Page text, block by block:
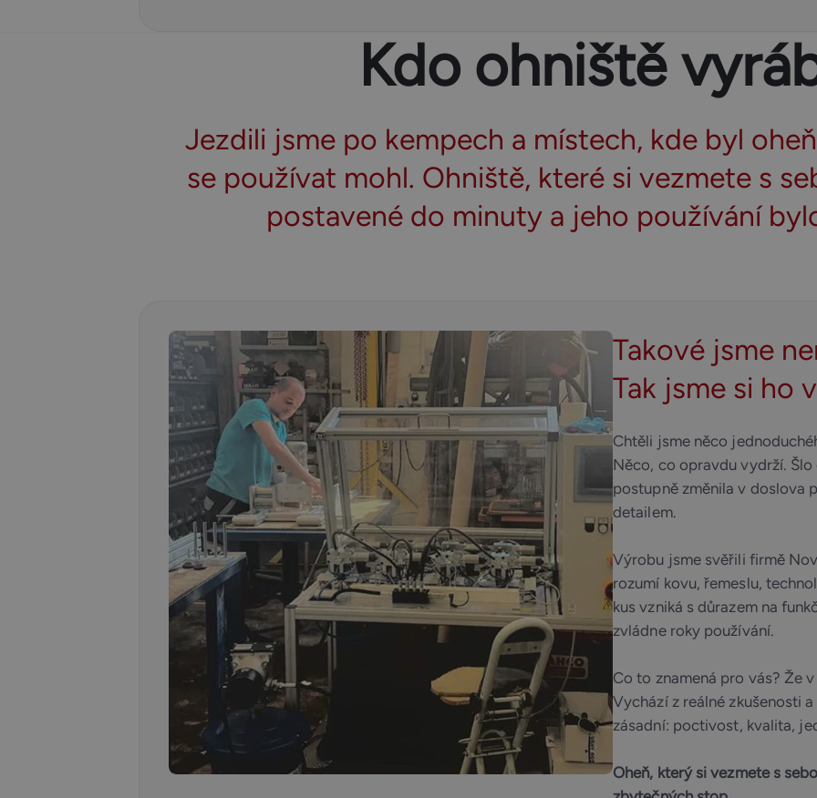
Kdo ohniště
Jezdili jsme po kempech a místech, kde byl
se používat mohl. Ohniště, které si vezmete s
postavené do minuty a jeho používání
Takové jsme
Tak jsme si ho
Chtěli jsme něco
Něco, co opravdu vydrží.
postupně změnila v doslova
detailem.
Výrobu jsme svěřili firmě
rozumí kovu, řemeslu,
kus vzniká s důrazem na
zvládne roky používání.
Co to znamená pro vás? Že
Vychází z reálné zkušenosti
zásadní: poctivost, kvalita,
Oheň, který si vezmete s